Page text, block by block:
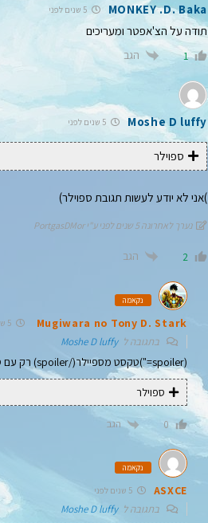
MONKEY .D. Baka 5 שנים לפני
תודה על הצ'אפטר ומעריכים
1 הגב
Moshe D luffy 5 שנים לפני
ספוילר
)אני לא יודע לעשות תגובת ספוילר)
נערך לאחרונה 5 שנים לפני ע"י PortgasDMor
2 הגב
נקאמה
Mugiwara no Tony D. Stark 5 שנים לפני
בתגובה לMoshe D luffy
(spoiler=")טקסט מספיילר(/spoiler) רק עם סוגריים מרובעים [].
ספוילר
0 הגב
נקאמה
ASXCE 5 שנים לפני
בתגובה לMoshe D luffy